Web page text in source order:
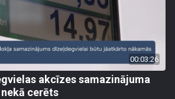
00:03:26
akcīzes samazinājuma
cerēts